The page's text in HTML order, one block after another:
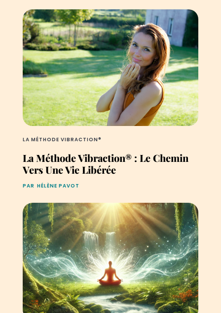
LA MÉTHODE VIBRACTION®
La Méthode Vibraction® : Le Chemin
Vers Une Vie Libérée
PAR HÉLÈNE PAVOT